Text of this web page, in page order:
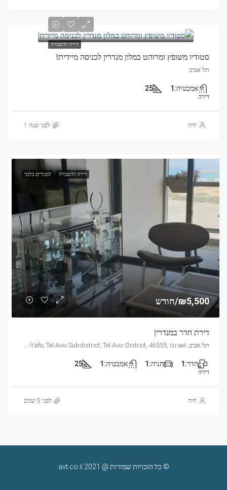
דירה להשכרה
סטודיו משופץ ומרוהט במלון מנדרין לכניסה מיידית!
תל אביב
אמבטיה: 1
25
דירה
חיה לפני שנה 1
דירה להשכרה למגורים בלבד
₪5,500/חודש
דירת חדר במנדרין
חדר: 1 חניה: 1 אמבטיה: 1
25
דירה
חיה לפני 5 שנים
© כל הזכויות שמורות @ 2021 avt.co.il